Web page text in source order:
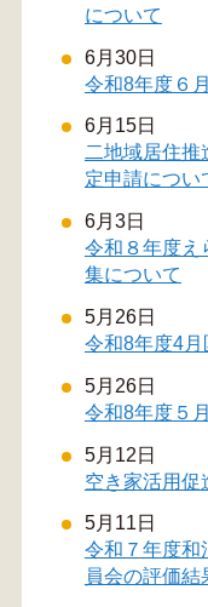
について
6月30日
令和8年度６
6月15日
二地域居住
定申請につい
6月3日
令和８年度え
集について
5月26日
令和8年度4月
5月26日
令和8年度５
5月12日
空き家活用促
5月11日
令和７年度和
員会の評価結